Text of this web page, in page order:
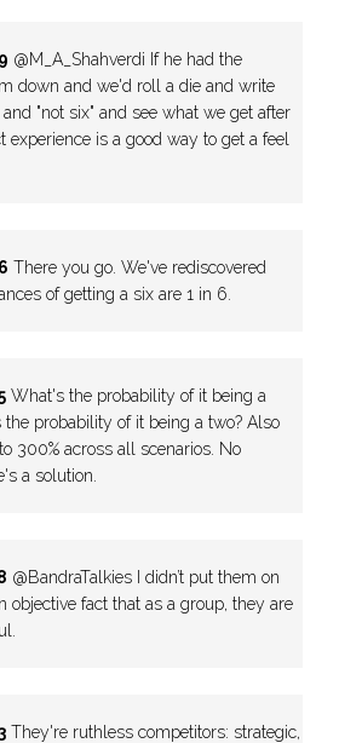
@M_A_Shahverdi If he had the
down and we'd roll a die and write
"not six" and see what we get after
experience is a good way to get a feel
There you go. We've rediscovered
of getting a six are 1 in 6.
What's the probability of it being a
the probability of it being a two? Also
300% across all scenarios. No
a solution.
@BandraTalkies I didn’t put them on
objective fact that as a group, they are
They're ruthless competitors: strategic,